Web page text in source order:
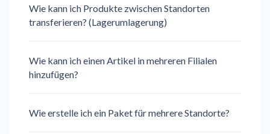
Wie kann ich Produkte zwischen Standorten
transferieren? (Lagerumlagerung)
Wie kann ich einen Artikel in mehreren Filialen
hinzufügen?
Wie erstelle ich ein Paket für mehrere Standorte?